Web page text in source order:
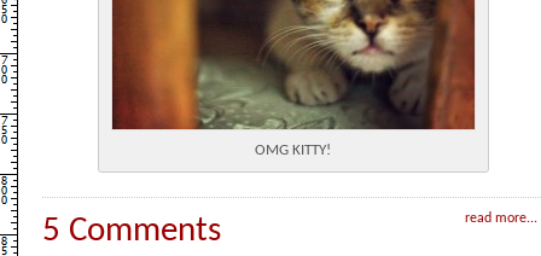
OMG KITTY!
read more...
5 Comments